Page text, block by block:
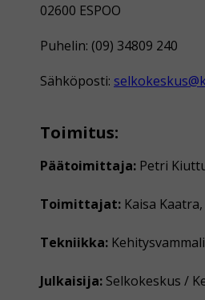
02600 ESPOO
Puhelin: (09) 34809 240
Sähköposti:
Toimitus:
Päätoimittaja: Petri
Toimittajat: Kaisa
Tekniikka:
Julkaisija: Selkokeskus /